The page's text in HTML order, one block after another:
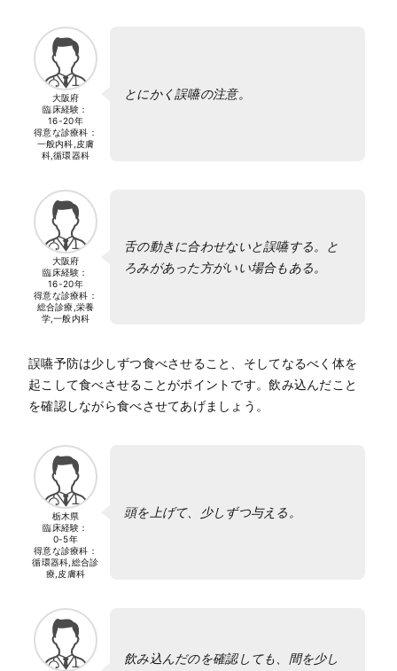
大阪府
臨床経験：
16-20年
得意な診療科：
一般内科,皮膚
科,循環器科
とにかく誤嚥の注意。
大阪府
臨床経験：
16-20年
得意な診療科：
総合診療,栄養
学,一般内科
舌の動きに合わせないと誤嚥する。と
ろみがあった方がいい場合もある。
誤嚥予防は少しずつ食べさせること、そしてなるべく体を
起こして食べさせることがポイントです。飲み込んだこと
を確認しながら食べさせてあげましょう。
栃木県
臨床経験：
0-5年
得意な診療科：
循環器科,総合診
療,皮膚科
頭を上げて、少しずつ与える。
飲み込んだのを確認しても、間を少し